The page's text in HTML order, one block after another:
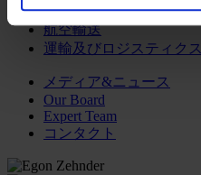
不動産
航空輸送
運輸及びロジスティクス
メディア&ニュース
Our Board
Expert Team
コンタクト